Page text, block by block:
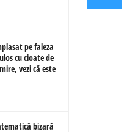
pe faleza
cu cioate de
vezi că este
bizară